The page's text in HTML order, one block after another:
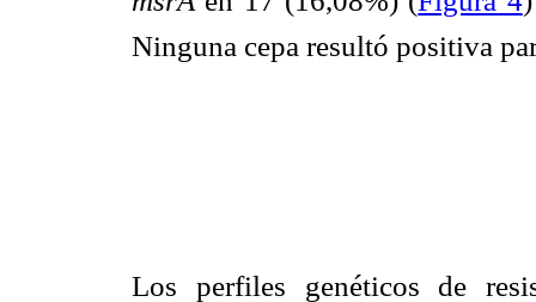
Ninguna cepa resultó positiva
Los perfiles genéticos de